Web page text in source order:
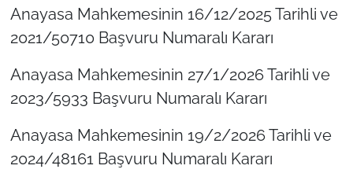
Anayasa Mahkemesinin 16/12/2025 Tarihli ve
2021/50710 Başvuru Numaralı Kararı
Anayasa Mahkemesinin 27/1/2026 Tarihli ve
2023/5933 Başvuru Numaralı Kararı
Anayasa Mahkemesinin 19/2/2026 Tarihli ve
2024/48161 Başvuru Numaralı Kararı